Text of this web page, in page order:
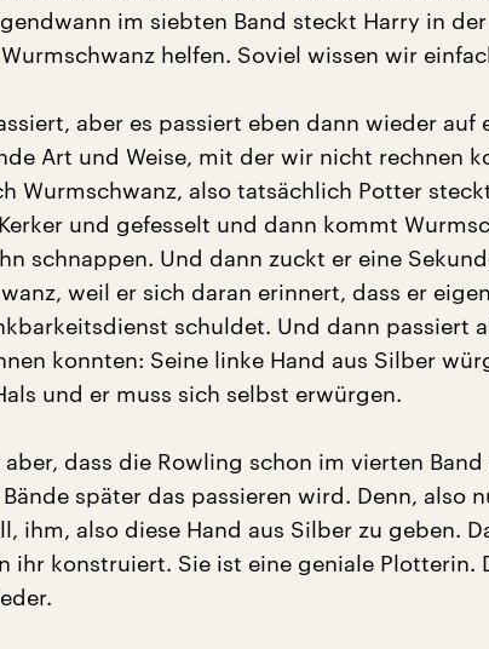
im siebten Band steckt Harry in
helfen. Soviel wissen wir
aber es passiert eben dann wieder auf
Art und Weise, mit der wir nicht rechnen
Wurmschwanz, also tatsächlich Potter
und gefesselt und dann kommt
schnappen. Und dann zuckt er eine
weil er sich daran erinnert, dass er
schuldet. Und dann passiert
konnten: Seine linke Hand aus Silber
und er muss sich selbst erwürgen.
aber, dass die Rowling schon im vierten
später das passieren wird. Denn, also
ihm, also diese Hand aus Silber zu geben.
ihr konstruiert. Sie ist eine geniale Plotterin.